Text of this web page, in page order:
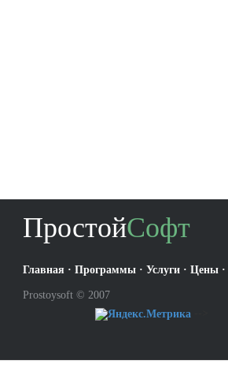
ПростойСофт
Главная · Программы · Услуги · Цены ·
Prostoysoft © 2007